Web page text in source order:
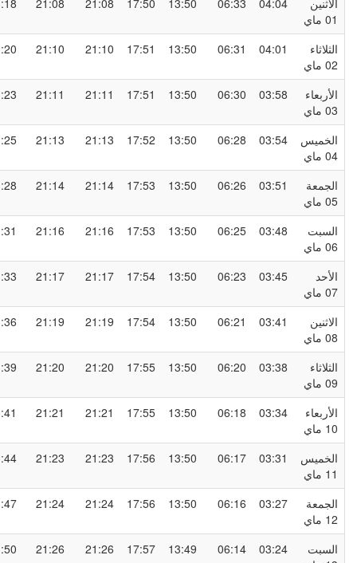
04:04
06:33
13:50
17:50
21:08
21:08
23:18
04:01
06:31
13:50
17:51
21:10
21:10
23:20
03:58
06:30
13:50
17:51
21:11
21:11
23:23
03:54
06:28
13:50
17:52
21:13
21:13
23:25
03:51
06:26
13:50
17:53
21:14
21:14
23:28
03:48
06:25
13:50
17:53
21:16
21:16
23:31
03:45
06:23
13:50
17:54
21:17
21:17
23:33
03:41
06:21
13:50
17:54
21:19
21:19
23:36
03:38
06:20
13:50
17:55
21:20
21:20
23:39
03:34
06:18
13:50
17:55
21:21
21:21
23:41
03:31
06:17
13:50
17:56
21:23
21:23
23:44
03:27
06:16
13:50
17:56
21:24
21:24
23:47
03:24
06:14
13:49
17:57
21:26
21:26
23:50